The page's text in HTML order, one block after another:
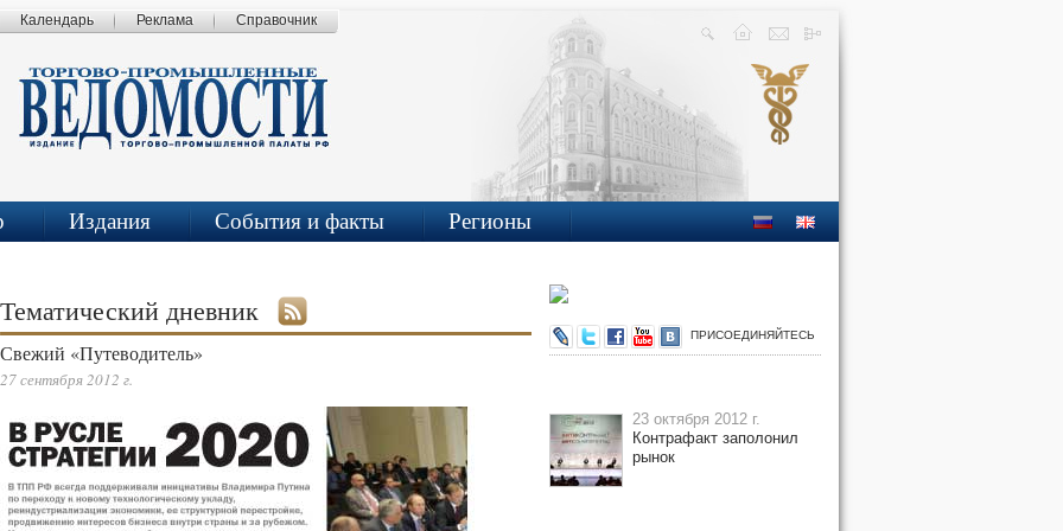
Календарь Реклама Справочник
Издания События и факты Регионы
Тематический дневник
Свежий «Путеводитель»
27 сентября 2012 г.
ПРИСОЕДИНЯЙТЕСЬ
23 октября 2012 г.
Контрафакт заполонил
рынок